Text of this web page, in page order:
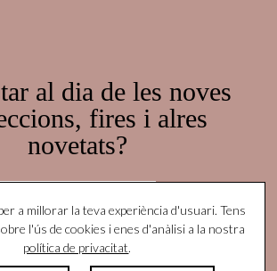
al dia de les noves
fires i alres
novetats?
Subscriu-te aquí!
a millorar la teva experiència d'usuari. Tens
l'ús de cookies i enes d'anàlisi a la nostra
política de privacitat.